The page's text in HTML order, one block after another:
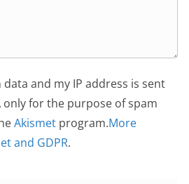
and my IP address is sent
only for the purpose of spam
Akismet program.More
and GDPR.